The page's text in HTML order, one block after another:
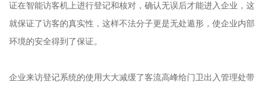
证在智能访客机上进行登记和核对，确认无误后才能进入企业，这
就保证了访客的真实性，这样不法分子更是无处遁形，使企业内部
环境的安全得到了保证。
企业来访登记系统的使用大大减缓了客流高峰给门卫出入管理处带